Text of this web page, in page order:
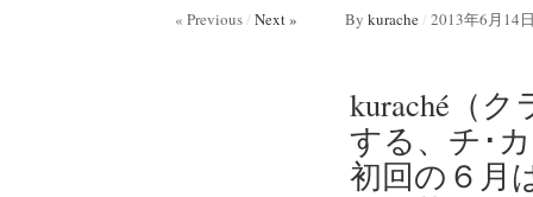
« Previous/ Next » By kurache/ 2013年6月14
kuraché（
する、チ･
初回の６月